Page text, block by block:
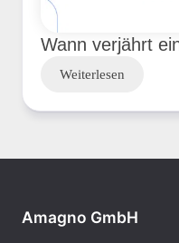
Wann verjährt
Weiterlesen
Amagno GmbH